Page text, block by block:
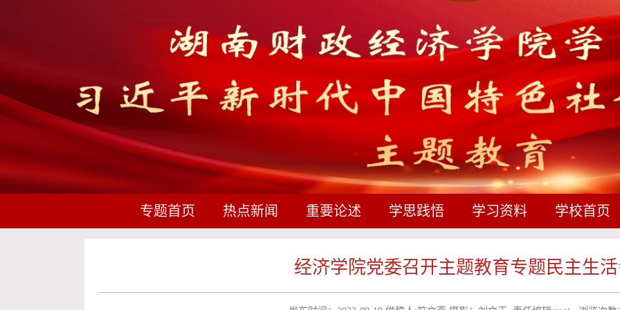
专题首页 热点新闻 重要论述 学思践悟 学习资料 学校首页
经济学院党委召开主题教育专题民主生